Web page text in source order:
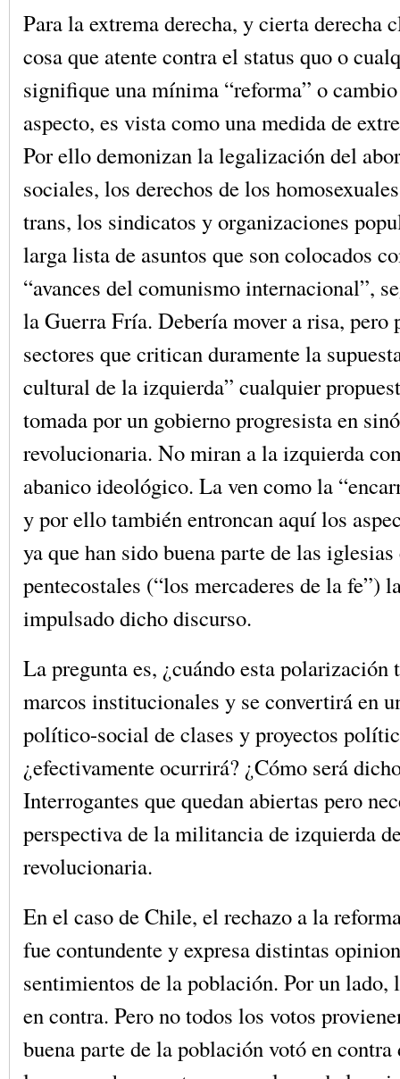
Para la extrema derecha, y cierta derecha
cosa que atente contra el status quo o
signifique una mínima “reforma” o
aspecto, es vista como una medida de
Por ello demonizan la legalización del
sociales, los derechos de los
trans, los sindicatos y organizaciones
larga lista de asuntos que son colocados
“avances del comunismo internacional”,
la Guerra Fría. Debería mover a risa, pero
sectores que critican duramente la
cultural de la izquierda” cualquier
tomada por un gobierno progresista en
revolucionaria. No miran a la izquierda
abanico ideológico. La ven como la
y por ello también entroncan aquí los
ya que han sido buena parte de las
pentecostales (“los mercaderes de la fe”)
impulsado dicho discurso.
La pregunta es, ¿cuándo esta polarización
marcos institucionales y se convertirá en
político-social de clases y proyectos
¿efectivamente ocurrirá? ¿Cómo será
Interrogantes que quedan abiertas pero
perspectiva de la militancia de izquierda
revolucionaria.
En el caso de Chile, el rechazo a la
fue contundente y expresa distintas
sentimientos de la población. Por un lado,
en contra. Pero no todos los votos
buena parte de la población votó en contra